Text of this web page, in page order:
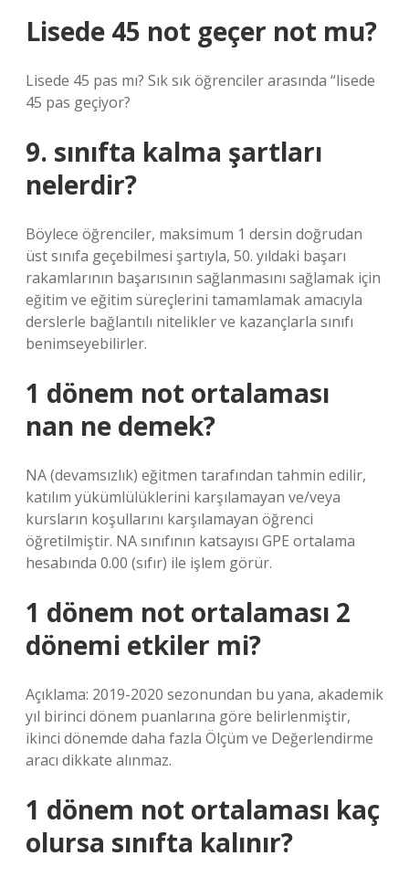
Lisede 45 not geçer not mu?
Lisede 45 pas mı? Sık sık öğrenciler arasında “lisede
45 pas geçiyor?
9. sınıfta kalma şartları
nelerdir?
Böylece öğrenciler, maksimum 1 dersin doğrudan
üst sınıfa geçebilmesi şartıyla, 50. yıldaki başarı
rakamlarının başarısının sağlanmasını sağlamak için
eğitim ve eğitim süreçlerini tamamlamak amacıyla
derslerle bağlantılı nitelikler ve kazançlarla sınıfı
benimseyebilirler.
1 dönem not ortalaması
nan ne demek?
NA (devamsızlık) eğitmen tarafından tahmin edilir,
katılım yükümlülüklerini karşılamayan ve/veya
kursların koşullarını karşılamayan öğrenci
öğretilmiştir. NA sınıfının katsayısı GPE ortalama
hesabında 0.00 (sıfır) ile işlem görür.
1 dönem not ortalaması 2
dönemi etkiler mi?
Açıklama: 2019-2020 sezonundan bu yana, akademik
yıl birinci dönem puanlarına göre belirlenmiştir,
ikinci dönemde daha fazla Ölçüm ve Değerlendirme
aracı dikkate alınmaz.
1 dönem not ortalaması kaç
olursa sınıfta kalınır?